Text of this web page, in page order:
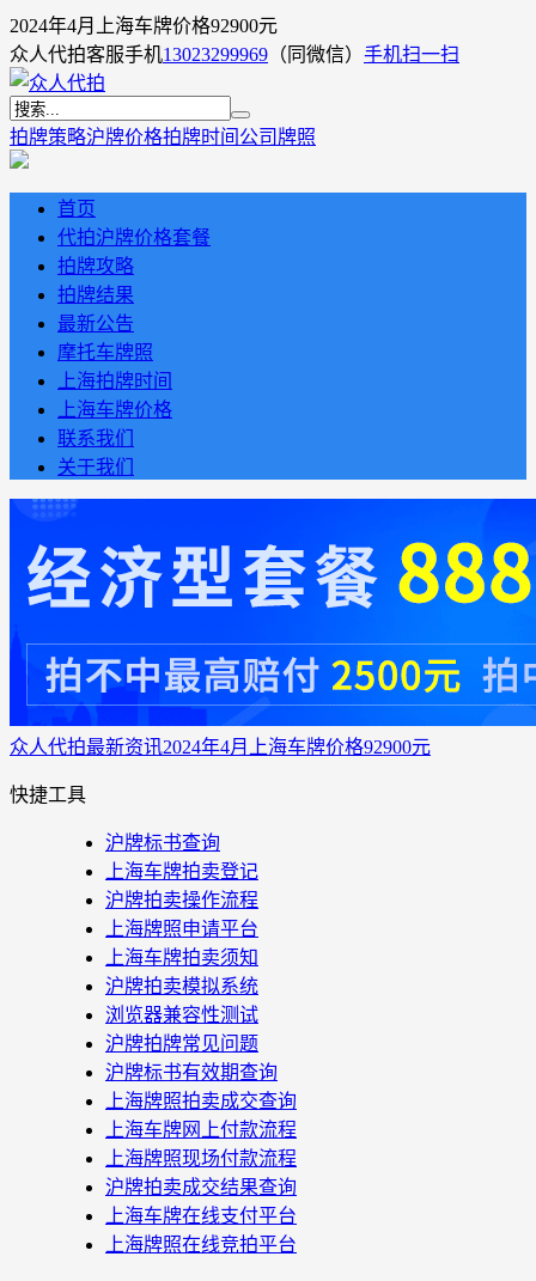
2024年4月上海车牌价格92900元
众人代拍客服手机13023299969 （同微信） 手机扫一扫
拍牌策略沪牌价格拍牌时间 公司牌照
首页
代拍沪牌价格套餐
拍牌攻略
拍牌结果
最新公告
摩托车牌照
上海拍牌时间
上海车牌价格
联系我们
关于我们
众人代拍最新资讯2024年4月上海车牌价格92900元
快捷工具
沪牌标书查询
上海车牌拍卖登记
沪牌拍卖操作流程
上海牌照申请平台
上海车牌拍卖须知
沪牌拍卖模拟系统
浏览器兼容性测试
沪牌拍牌常见问题
沪牌标书有效期查询
上海牌照拍卖成交查询
上海车牌网上付款流程
上海牌照现场付款流程
沪牌拍卖成交结果查询
上海车牌在线支付平台
上海牌照在线竞拍平台